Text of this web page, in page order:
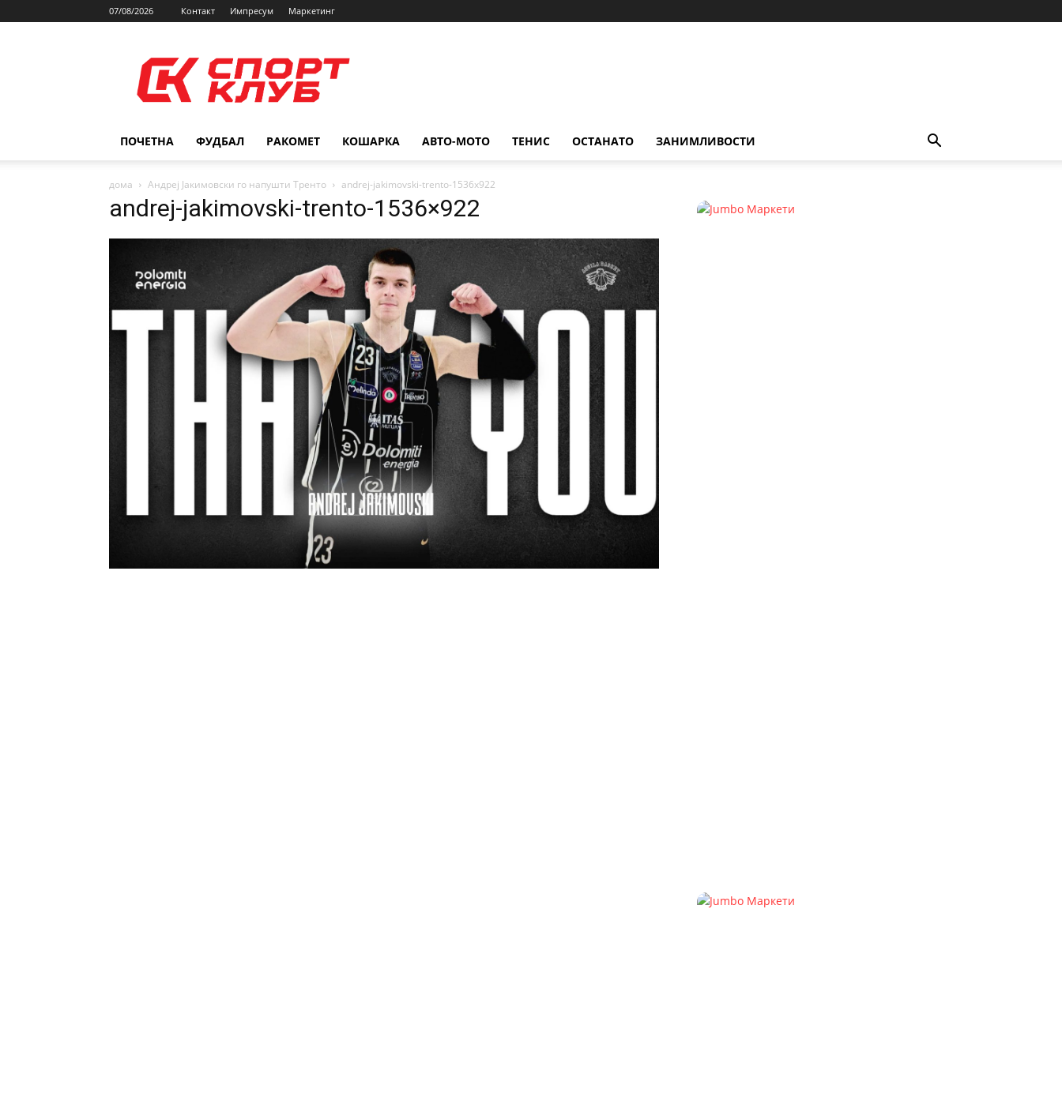
07/08/2026 Контакт Импресум Маркетинг
ПОЧЕТНА ФУДБАЛ РАКОМЕТ КОШАРКА АВТО-МОТО ТЕНИС ОСТАНАТО ЗАНИМЛИВОСТИ
дома Андреј Јакимовски го напушти Тренто andrej-jakimovski-trento-1536x922
andrej-jakimovski-trento-1536×922